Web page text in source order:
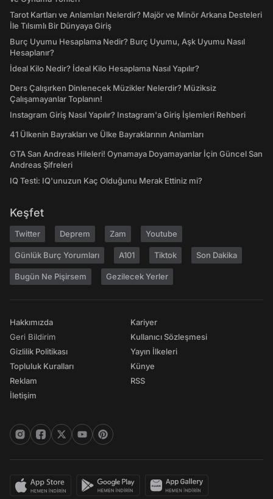
Tarot Kartları ve Anlamları Nelerdir? Majör ve Minör Arkana Desteleri
İle Tılsımlı Bir Dünyaya Giriş
Burç Uyumu Hesaplama Nedir? Burç Uyumu, Aşk Uyumu Nasıl
Hesaplanır?
İdeal Kilo Nedir? İdeal Kilo Hesaplama Nasıl Yapılır?
Ders Çalışırken Dinlenecek Müzikler Nelerdir? Müziksiz
Çalışamayanlar Toplanın!
Instagram Giriş Nasıl Yapılır? Instagram'a Giriş İşlemleri Rehberi
41 Ülkenin Bayrakları ve Ülke Bayraklarının Anlamları
GTA San Andreas Hileleri! Oynamaya Doyamayanlar İçin Güncel San
Andreas Şifreleri
IQ Testi: IQ'unuzun Kaç Olduğunu Merak Ettiniz mi?
Keşfet
Twitter Deprem Zam Youtube
Günlük Burç Yorumları A101 Tiktok Son Dakika
Bugün Ne Pişirsem Gezilecek Yerler
Hakkımızda
Geri Bildirim
Gizlilik Politikası
Topluluk Kuralları
Reklam
İletişim
Kariyer
Kullanıcı Sözleşmesi
Yayın İlkeleri
Künye
RSS